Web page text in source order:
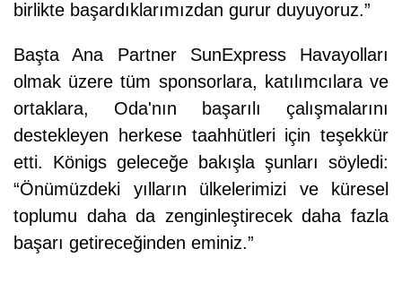
birlikte başardıklarımızdan gurur duyuyoruz.”
Başta Ana Partner SunExpress Havayolları
olmak üzere tüm sponsorlara, katılımcılara ve
ortaklara, Oda'nın başarılı çalışmalarını
destekleyen herkese taahhütleri için teşekkür
etti. Königs geleceğe bakışla şunları söyledi:
“Önümüzdeki yılların ülkelerimizi ve küresel
toplumu daha da zenginleştirecek daha fazla
başarı getireceğinden eminiz.”